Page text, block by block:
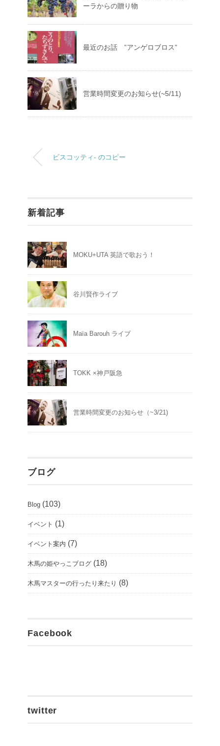
ーラからの贈り物
最近のお話 ”アンゲロブロス”
営業時間変更のお知らせ(~5/11)
ビスコッティ- のコピー
新着記事
MOKU+UTA 英語で歌おう！
谷川賢作ライブ
Maïa Barouh ライブ
TOKK ×神戸阪急
営業時間変更のお知らせ（~3/21)
ブログ
Blog (103)
イベント (1)
イベント案内 (7)
木馬の姫やっこブログ (18)
木馬マスターの行ったり来たり (8)
Facebook
twitter